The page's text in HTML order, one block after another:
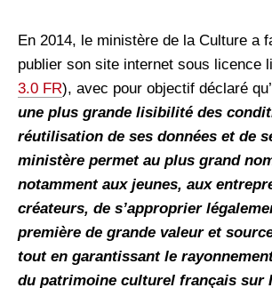
En 2014, le ministère de la Culture a
publier son site internet sous licence
3.0 FR), avec pour objectif déclaré
une plus grande lisibilité des
réutilisation de ses données et de
ministère permet au plus grand
notamment aux jeunes, aux
créateurs, de s’approprier
première de grande valeur et
tout en garantissant le
du patrimoine culturel français sur